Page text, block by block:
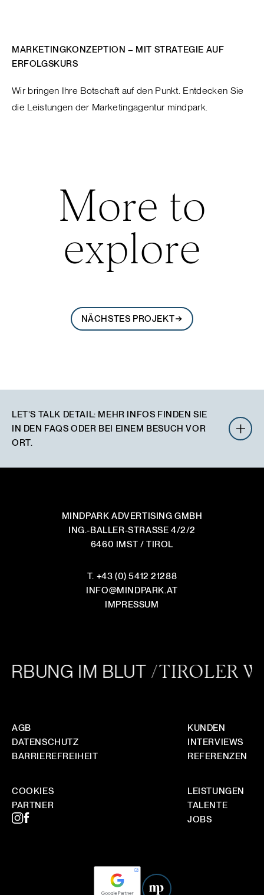
MARKETINGKONZEPTION – MIT STRATEGIE AUF
ERFOLGSKURS
Wir bringen Ihre Botschaft auf den Punkt. Entdecken Sie
die Leistungen der Marketingagentur mindpark.
More to
explore
NÄCHSTES PROJEKT
LET’S TALK DETAIL: MEHR INFOS FINDEN SIE
IN DEN FAQS ODER BEI EINEM BESUCH VOR
ORT.
WIE LÄUFT EINE ZUSAMMENARBEIT GENAU AB?
IST DAS BERATUNGSGESPRÄCH WIRKLICH
KOSTENLOS UND UNVERBINDLICH?
WO ARBEITET IHR MIT TEMPLATES UND WO
WIRD VOM WEISSEN BLATT AUS DESIGNT?
ARBEITET IHR PROJEKTBEZOGEN ODER
UNSERER MARKE PASST?
MINDPARK ADVERTISING GMBH
ING.-BALLER-STRASSE 4/2/2
6460 IMST / TIROL
T. +43 (0) 5412 21288
INFO@MINDPARK.AT
IMPRESSUM
AGB
DATENSCHUTZ
BARRIEREFREIHEIT
COOKIES
PARTNER
IM BLUT/TIROLER
KUNDEN
INTERVIEWS
REFERENZEN
LEISTUNGEN
TALENTE
JOBS